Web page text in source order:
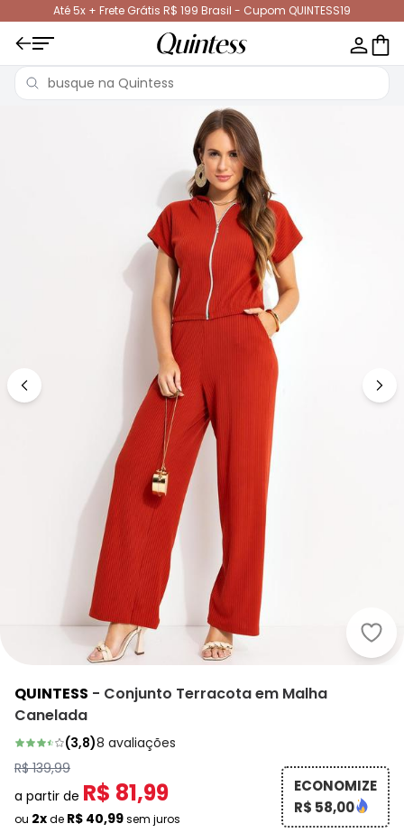
Até 5x + Frete Grátis R$ 199 Brasil - Cupom QUINTESS19
QUINTESS - Conjunto Terracota em Malha
Canelada
(3,8)8 avaliações
R$ 139,99
a partir de R$ 81,99
ou 2xde R$ 40,99sem juros
ECONOMIZE
R$ 58,00